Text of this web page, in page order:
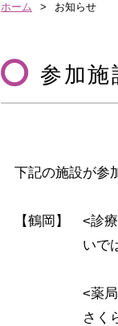
ホーム お知らせ
参加施
下記の施設が参
【鶴岡】 <診療
いでは診
<薬局
さくら調